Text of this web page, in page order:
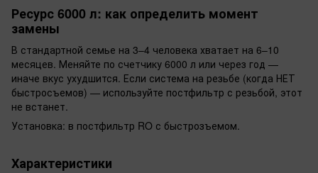
Ресурс 6000 л: как определить момент
замены
В стандартной семье на 3–4 человека хватает на 6–10
месяцев. Меняйте по счетчику 6000 л или через год —
иначе вкус ухудшится. Если система на резьбе (когда НЕТ
быстросъемов) — используйте постфильтр с резьбой, этот
не встанет.
Установка: в постфильтр RO с быстрозъемом.
Характеристики